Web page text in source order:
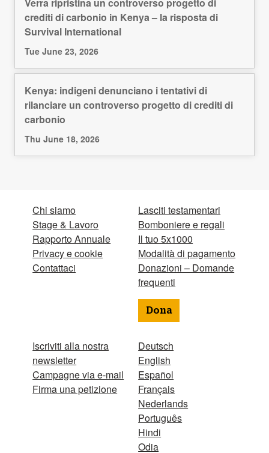
crediti di carbonio in Kenya – la risposta di
Survival International
Tue June 23, 2026
Kenya: indigeni denunciano i tentativi di
rilanciare un controverso progetto di crediti di
carbonio
Thu June 18, 2026
Chi siamo
Stage & Lavoro
Rapporto Annuale
Privacy e cookie
Contattaci
Iscriviti alla nostra
newsletter
Campagne via e-mail
Firma una petizione
Lasciti testamentari
Bomboniere e regali
Il tuo 5x1000
Modalità di pagamento
Donazioni – Domande
frequenti
Dona
Deutsch
English
Español
Français
Nederlands
Português
Hindi
Odia